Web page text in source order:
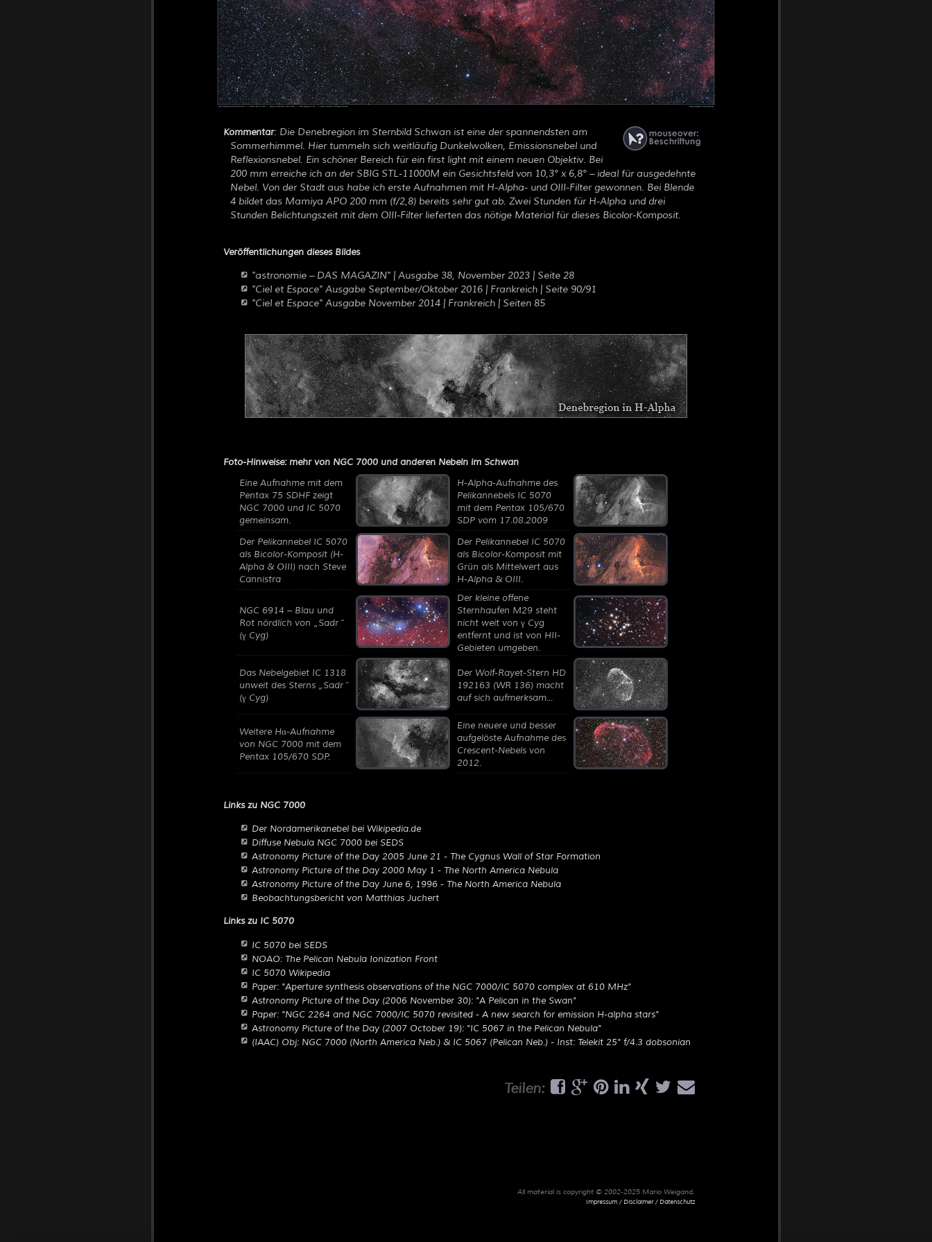
Kommentar: Die Denebregion im Sternbild Schwan ist eine der spannendsten am
Sommerhimmel. Hier tummeln sich weitläufig Dunkelwolken, Emissionsnebel und
Reflexionsnebel. Ein schöner Bereich für ein first light mit einem neuen Objektiv. Bei
200 mm erreiche ich an der SBIG STL-11000M ein Gesichtsfeld von 10,3° x 6,8° – ideal für ausgedehnte
Nebel. Von der Stadt aus habe ich erste Aufnahmen mit H-Alpha- und OIII-Filter gewonnen. Bei Blende
4 bildet das Mamiya APO 200 mm (f/2,8) bereits sehr gut ab. Zwei Stunden für H-Alpha und drei
Stunden Belichtungszeit mit dem OIII-Filter lieferten das nötige Material für dieses Bicolor-Komposit.
Veröffentlichungen dieses Bildes
"astronomie – DAS MAGAZIN" | Ausgabe 38, November 2023 | Seite 28
"Ciel et Espace" Ausgabe September/Oktober 2016 | Frankreich | Seite 90/91
"Ciel et Espace" Ausgabe November 2014 | Frankreich | Seiten 85
Foto-Hinweise: mehr von NGC 7000 und anderen Nebeln im Schwan
Eine Aufnahme mit dem
Pentax 75 SDHF zeigt
NGC 7000 und IC 5070
gemeinsam.
H-Alpha-Aufnahme des
Pelikannebels IC 5070
mit dem Pentax 105/670
SDP vom 17.08.2009
Der Pelikannebel IC 5070
als Bicolor-Komposit (H-
Alpha & OIII) nach Steve
Cannistra
Der Pelikannebel IC 5070
als Bicolor-Komposit mit
Grün als Mittelwert aus
H-Alpha & OIII.
NGC 6914 – Blau und
Rot nördlich von
Sadr
(γ Cyg)
Der kleine offene
Sternhaufen M29 steht
nicht weit von γ Cyg
entfernt und ist von HII-
Gebieten umgeben.
Das Nebelgebiet IC 1318
unweit des Sterns
Sadr
(γ Cyg)
Der Wolf-Rayet-Stern HD
192163 (WR 136) macht
auf sich aufmerksam...
Weitere Hα-Aufnahme
von NGC 7000 mit dem
Pentax 105/670 SDP.
Eine neuere und besser
aufgelöste Aufnahme des
Crescent-Nebels von
2012.
Links zu NGC 7000
Der Nordamerikanebel bei Wikipedia.de
Diffuse Nebula NGC 7000 bei SEDS
Astronomy Picture of the Day 2005 June 21 - The Cygnus Wall of Star Formation
Astronomy Picture of the Day 2000 May 1 - The North America Nebula
Astronomy Picture of the Day June 6, 1996 - The North America Nebula
Beobachtungsbericht von Matthias Juchert
Links zu IC 5070
IC 5070 bei SEDS
NOAO: The Pelican Nebula Ionization Front
IC 5070 Wikipedia
Paper: "Aperture synthesis observations of the NGC 7000/IC 5070 complex at 610 MHz"
Astronomy Picture of the Day (2006 November 30): "A Pelican in the Swan"
Paper: "NGC 2264 and NGC 7000/IC 5070 revisited - A new search for emission H-alpha stars"
Astronomy Picture of the Day (2007 October 19): "IC 5067 in the Pelican Nebula"
(IAAC) Obj: NGC 7000 (North America Neb.) & IC 5067 (Pelican Neb.) - Inst: Telekit 25" f/4.3 dobsonian
Teilen:
All material is copyright © 2002-2025 Mario Weigand.
Impressum / Disclaimer / Datenschutz